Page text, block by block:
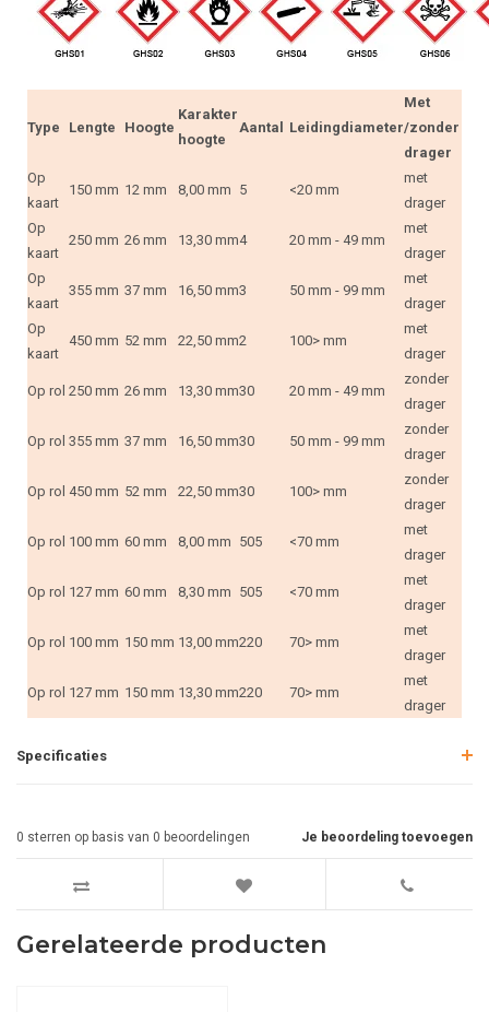
Type Lengte Hoogte
Karakter
hoogte
Aantal Leidingdiameter
Met
/zonder
drager
Op
kaart
150 mm 12 mm 8,00 mm 5 <20 mm
met
drager
Op
kaart
250 mm 26 mm 13,30 mm4 20 mm - 49 mm
met
drager
Op
kaart
355 mm 37 mm 16,50 mm3 50 mm - 99 mm
met
drager
Op
kaart
450 mm 52 mm 22,50 mm2 100> mm
met
drager
Op rol 250 mm 26 mm 13,30 mm30 20 mm - 49 mm
zonder
drager
Op rol 355 mm 37 mm 16,50 mm30 50 mm - 99 mm
zonder
drager
Op rol 450 mm 52 mm 22,50 mm30 100> mm
zonder
drager
Op rol 100 mm 60 mm 8,00 mm 505 <70 mm
met
drager
Op rol 127 mm 60 mm 8,30 mm 505 <70 mm
met
drager
Op rol 100 mm 150 mm 13,00 mm220 70> mm
met
drager
Op rol 127 mm 150 mm 13,30 mm220 70> mm
met
drager
Specificaties
Je beoordeling toevoegen
0 sterren op basis van 0 beoordelingen
Gerelateerde producten